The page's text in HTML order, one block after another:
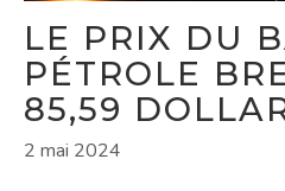
LE PRIX DU
PÉTROLE
85,59
2 mai 2024